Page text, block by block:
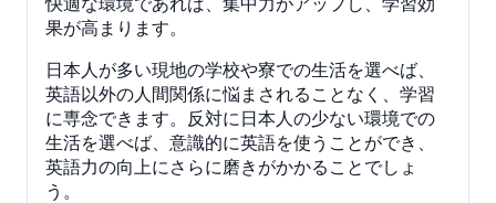
果が高まります。
日本人が多い現地の学校や寮での生活を選べば、
英語以外の人間関係に悩まされることなく、学習
に専念できます。反対に日本人の少ない環境での
生活を選べば、意識的に英語を使うことができ、
英語力の向上にさらに磨きがかかることでしょ
う。